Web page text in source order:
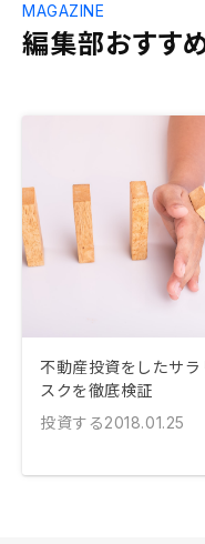
編集部おすす
MAGAZINE
不動産投資をしたサラ
スクを徹底検証
投資する2018.01.25